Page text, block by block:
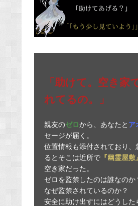
「助けて。空き家
れてるの。」
親友のゼロから、あなたと ア
セージが届く。
位置情報も添付されており、
るとそこは近所で『幽霊屋敷』
空き家だった。
ゼロを監禁したのは誰なのか
なぜ監禁されているのか？
安全に助け出すにはどうした